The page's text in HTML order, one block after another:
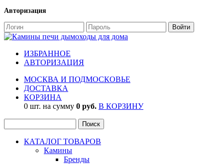
Авторизация
ИЗБРАННОЕ
АВТОРИЗАЦИЯ
МОСКВА И ПОДМОСКОВЬЕ
ДОСТАВКА
КОРЗИНА
0 шт. на сумму 0 руб. В КОРЗИНУ
КАТАЛОГ ТОВАРОВ
Камины
Бренды